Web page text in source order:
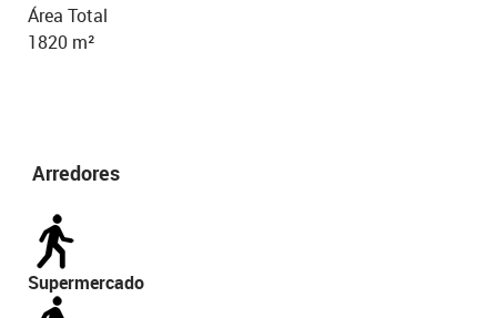
Área Total
1820 m²
Arredores
Supermercado